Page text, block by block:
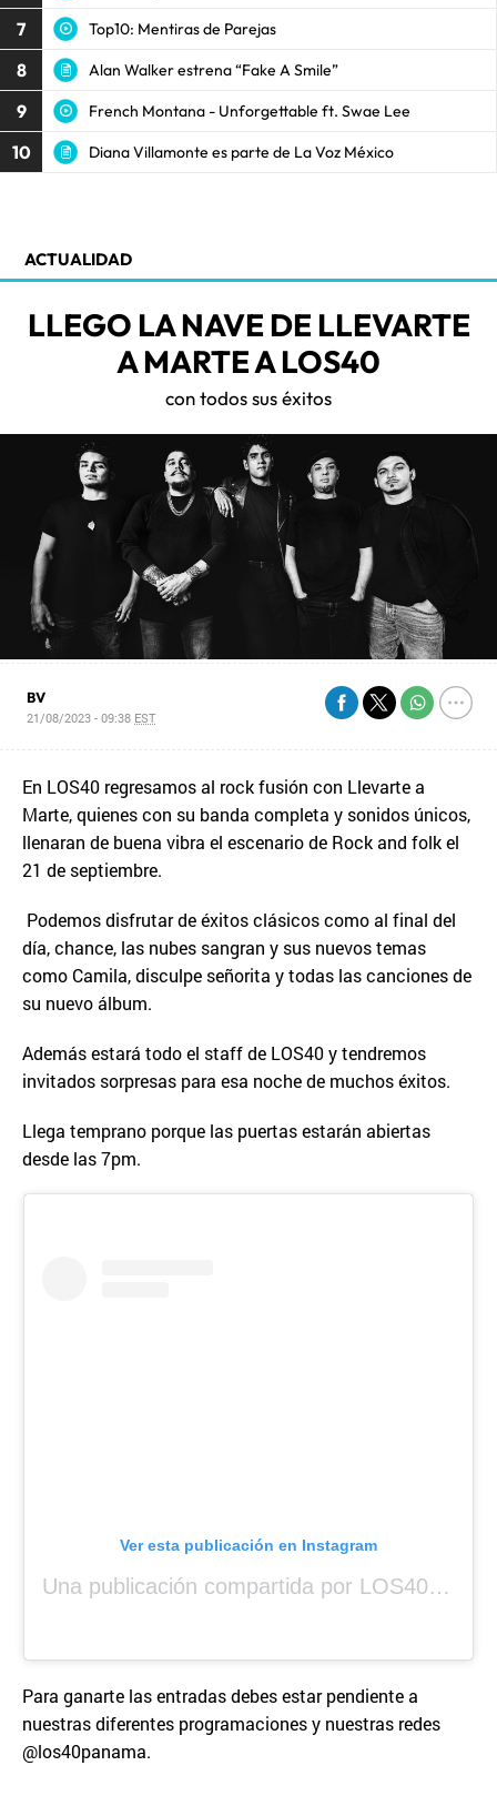
7 Top10: Mentiras de Parejas
8 Alan Walker estrena “Fake A Smile”
9 French Montana - Unforgettable ft. Swae Lee
10 Diana Villamonte es parte de La Voz México
ACTUALIDAD
LLEGO LA NAVE DE LLEVARTE
A MARTE A LOS40
con todos sus éxitos
BV
21/08/2023 - 09:38 EST
En LOS40 regresamos al rock fusión con Llevarte a
Marte, quienes con su banda completa y sonidos únicos,
llenaran de buena vibra el escenario de Rock and folk el
21 de septiembre.
Podemos disfrutar de éxitos clásicos como al final del
día, chance, las nubes sangran y sus nuevos temas
como Camila, disculpe señorita y todas las canciones de
su nuevo álbum.
Además estará todo el staff de LOS40 y tendremos
invitados sorpresas para esa noche de muchos éxitos.
Llega temprano porque las puertas estarán abiertas
desde las 7pm.
Ver esta publicación en Instagram
Una publicación compartida por LOS40 Panamá (@los40panama)
Para ganarte las entradas debes estar pendiente a
nuestras diferentes programaciones y nuestras redes
@los40panama.